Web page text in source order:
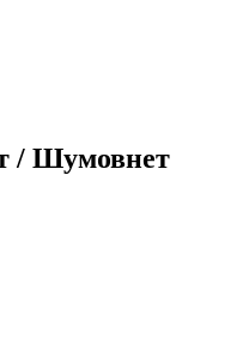
/ Шумовнет